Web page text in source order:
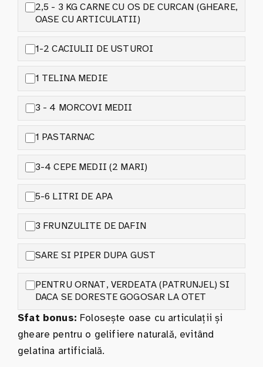
2,5 - 3 KG CARNE CU OS DE CURCAN (GHEARE,
OASE CU ARTICULATII)
1-2 CACIULII DE USTUROI
1 TELINA MEDIE
3 - 4 MORCOVI MEDII
1 PASTARNAC
3-4 CEPE MEDII (2 MARI)
5-6 LITRI DE APA
3 FRUNZULITE DE DAFIN
SARE SI PIPER DUPA GUST
PENTRU ORNAT, VERDEATA (PATRUNJEL) SI
DACA SE DORESTE GOGOSAR LA OTET
Sfat bonus: Folosește oase cu articulații și
gheare pentru o gelifiere naturală, evitând
gelatina artificială.